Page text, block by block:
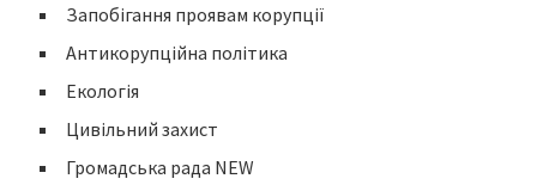
Запобігання проявам корупції
Антикорупційна політика
Екологія
Цивільний захист
Громадська рада NEW